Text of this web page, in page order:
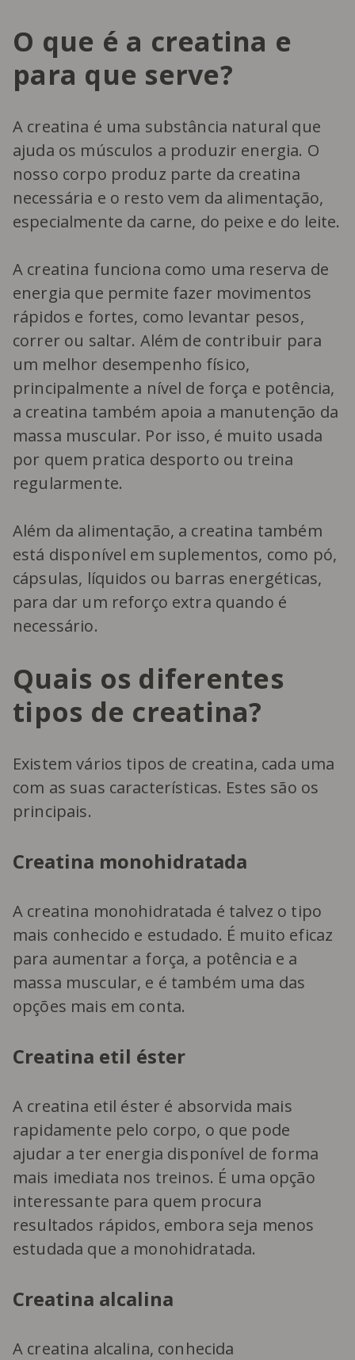
O que é a creatina e
para que serve?
A creatina é uma substância natural que
ajuda os músculos a produzir energia. O
nosso corpo produz parte da creatina
necessária e o resto vem da alimentação,
especialmente da carne, do peixe e do leite.
A creatina funciona como uma reserva de
energia que permite fazer movimentos
rápidos e fortes, como levantar pesos,
correr ou saltar. Além de contribuir para
um melhor desempenho físico,
principalmente a nível de força e potência,
a creatina também apoia a manutenção da
massa muscular. Por isso, é muito usada
por quem pratica desporto ou treina
regularmente.
Além da alimentação, a creatina também
está disponível em suplementos, como pó,
cápsulas, líquidos ou barras energéticas,
para dar um reforço extra quando é
necessário.
Quais os diferentes
tipos de creatina?
Existem vários tipos de creatina, cada uma
com as suas características. Estes são os
principais.
Creatina monohidratada
A creatina monohidratada é talvez o tipo
mais conhecido e estudado. É muito eficaz
para aumentar a força, a potência e a
massa muscular, e é também uma das
opções mais em conta.
Creatina etil éster
A creatina etil éster é absorvida mais
rapidamente pelo corpo, o que pode
ajudar a ter energia disponível de forma
mais imediata nos treinos. É uma opção
interessante para quem procura
resultados rápidos, embora seja menos
estudada que a monohidratada.
Creatina alcalina
A creatina alcalina, conhecida